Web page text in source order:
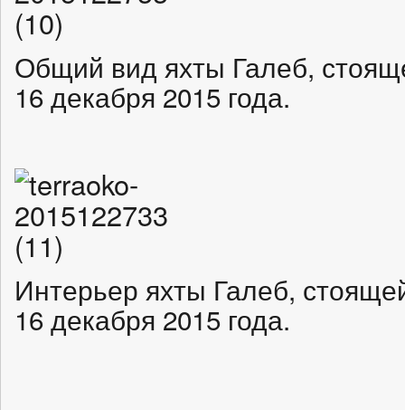
Общий вид яхты Галеб,
16 декабря 2015 года.
Интерьер яхты Галеб,
16 декабря 2015 года.